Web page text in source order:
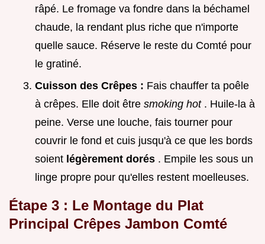
râpé. Le fromage va fondre dans la béchamel
chaude, la rendant plus riche que n'importe
quelle sauce. Réserve le reste du Comté pour
le gratiné.
Cuisson des Crêpes : Fais chauffer ta poêle
à crêpes. Elle doit être smoking hot . Huile-la à
peine. Verse une louche, fais tourner pour
couvrir le fond et cuis jusqu'à ce que les bords
soient légèrement dorés . Empile les sous un
linge propre pour qu'elles restent moelleuses.
Étape 3 : Le Montage du Plat
Principal Crêpes Jambon Comté